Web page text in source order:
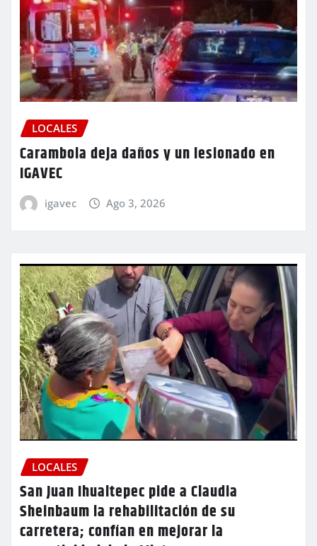
LOCALES
Carambola deja daños y un lesionado en
IGAVEC
igavec Ago 3, 2026
LOCALES
San Juan Ihualtepec pide a Claudia
Sheinbaum la rehabilitación de su
carretera; confían en mejorar la